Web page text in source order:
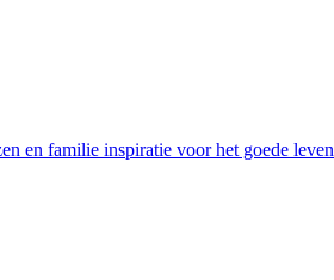
en familie inspiratie voor het goede leven